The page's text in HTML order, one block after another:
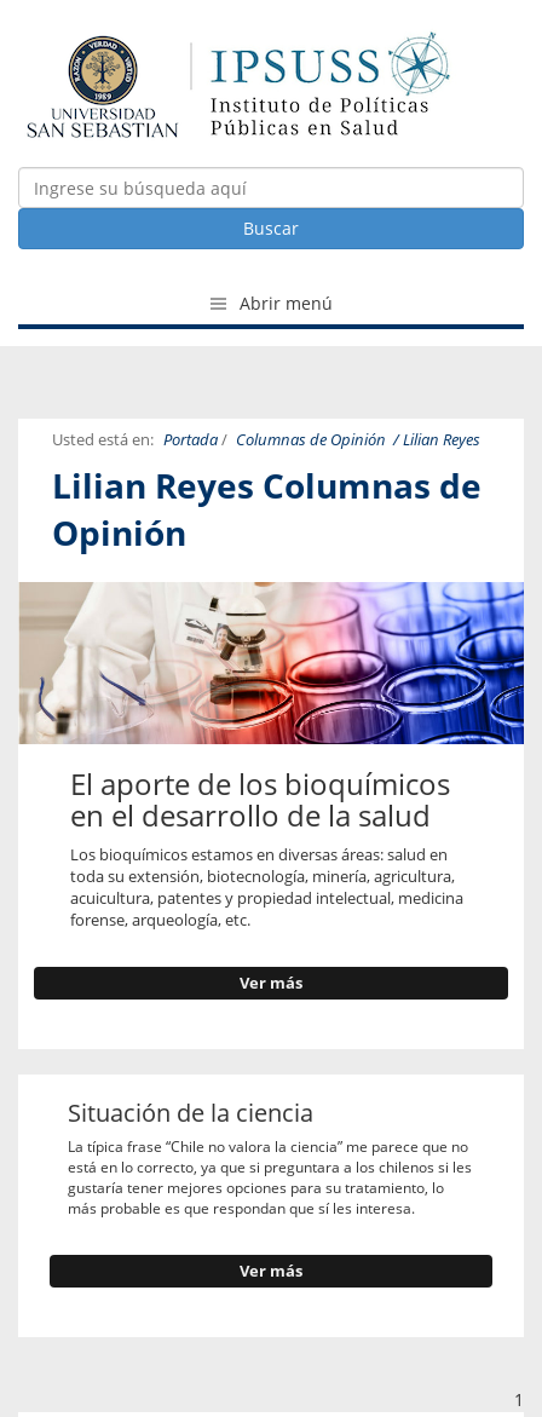
Buscar
Abrir menú
Usted está en: Portada/ Columnas de Opinión / Lilian Reyes
Lilian Reyes Columnas de
Opinión
El aporte de los bioquímicos
en el desarrollo de la salud
Los bioquímicos estamos en diversas áreas: salud en
toda su extensión, biotecnología, minería, agricultura,
acuicultura, patentes y propiedad intelectual, medicina
forense, arqueología, etc.
Ver más
Situación de la ciencia
La típica frase “Chile no valora la ciencia” me parece que no
está en lo correcto, ya que si preguntara a los chilenos si les
gustaría tener mejores opciones para su tratamiento, lo
más probable es que respondan que sí les interesa.
Ver más
1